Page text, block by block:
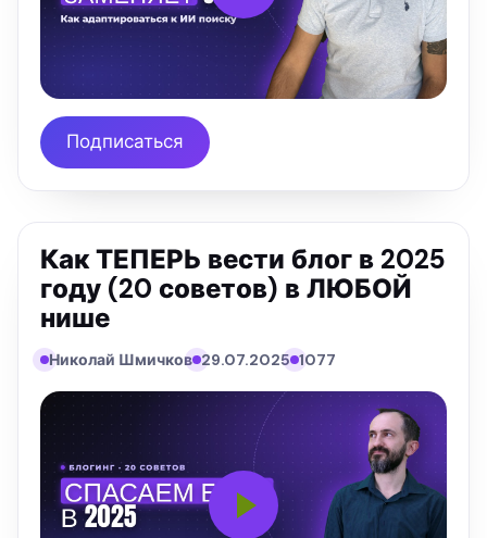
Подписаться
Как ТЕПЕРЬ вести блог в 2025
году (20 советов) в ЛЮБОЙ
нише
Николай Шмичков 29.07.2025 1077